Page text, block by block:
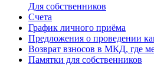
Для собственников
Счета
График личного приёма
Предложения о проведении
Возврат взносов в МКД, где
Памятки для собственников